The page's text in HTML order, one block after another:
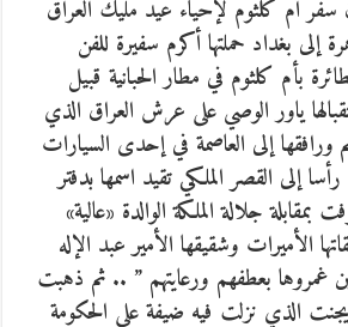
أم كلثوم لإحياء عيد مليك العراق
إلى بغداد حملتها أكرم سفيرة للفن
بأم كلثوم في مطار الحبانية قبيل
ياور الوصي على عرش العراق الذي
ورافقها إلى العاصمة في إحدى السيارات
إلى القصر الملكي تقيد اسمها بدفتر
جلالة الملكة الوالدة «عالية»
الأميرات وشقيقها الأمير عبد الإله
غمروها بعطفهم ورعايتهم ” .. ثم ذهبت
الذي نزلت فيه ضيفة على الحكومة